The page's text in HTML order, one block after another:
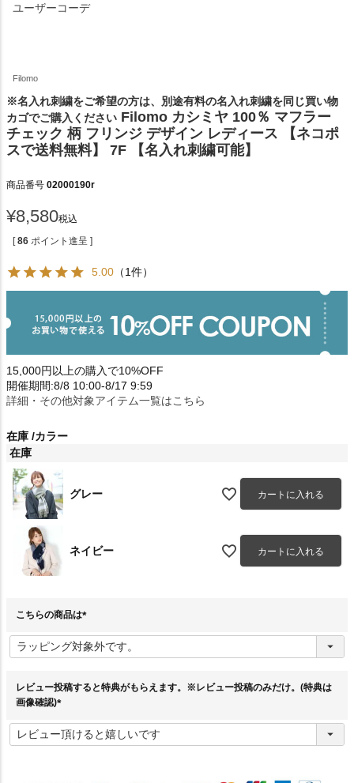
ユーザーコーデ
Filomo
※名入れ刺繍をご希望の方は、別途有料の名入れ刺繍を同じ買い物
カゴでご購入ください Filomo カシミヤ 100％ マフラー
チェック 柄 フリンジ デザイン レディース 【ネコポ
スで送料無料】 7F 【名入れ刺繍可能】
商品番号 02000190r
¥8,580税込
[ 86 ポイント進呈 ]
5.00 （1件）
15,000円以上の購入で10%OFF
開催期間:8/8 10:00-8/17 9:59
詳細・その他対象アイテム一覧はこちら
在庫 カラー
在庫
グレー カートに入れる
ネイビー カートに入れる
こちらの商品は
必
須
レビュー投稿すると特典がもらえます。※レビュー投稿のみだけ。(特典は
画像確認)
必
須